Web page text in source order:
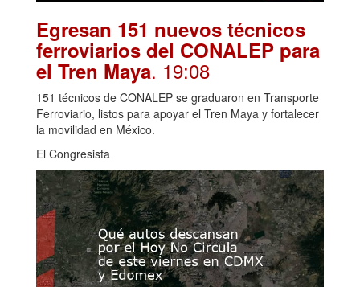
Egresan 151 nuevos técnicos
ferroviarios del CONALEP para
el Tren Maya. 19:08
151 técnicos de CONALEP se graduaron en Transporte
Ferroviario, listos para apoyar el Tren Maya y fortalecer
la movilidad en México.
El Congresista